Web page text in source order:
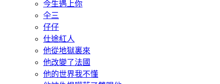
今生遇上你
仐三
仔仔
仕途紅人
他從地獄裏來
他改變了法國
他的世界我不懂